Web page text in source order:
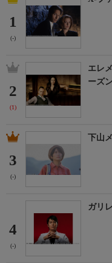
1
(-)
2
(1)
エレ
ーズ
3
(-)
下山
4
(-)
ガリ